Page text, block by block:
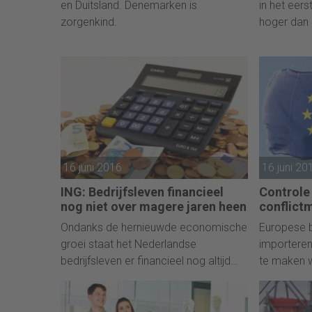
en Duitsland. Denemarken is
zorgenkind.
in het
hoger dan
zowel
sociale
16 juni 2016
ING: Bedrijfsleven financieel
nog niet over magere jaren heen
Ondanks de hernieuwde economische
groei staat het Nederlandse
bedrijfsleven er financieel nog altijd
minder sterk voor dan voor de
kredietcrisis. De meeste
16 juni
Controle
Europese
te maken
vandaan